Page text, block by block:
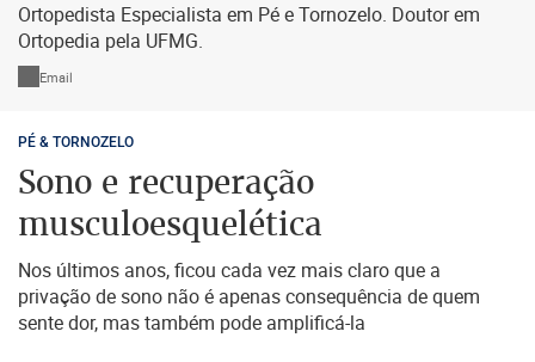
Ortopedista Especialista em Pé e Tornozelo. Doutor em
Ortopedia pela UFMG.
Email
PÉ & TORNOZELO
Sono e recuperação
musculoesquelética
Nos últimos anos, ficou cada vez mais claro que a
privação de sono não é apenas consequência de quem
sente dor, mas também pode amplificá-la